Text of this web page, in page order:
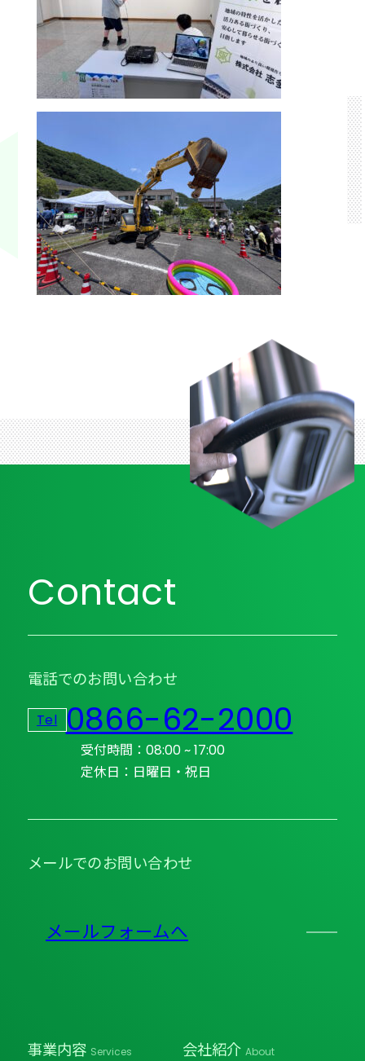
Contact
電話でのお問い合わせ
Tel 0866-62-2000
受付時間：08:00 ~ 17:00
定休日：日曜日・祝日
メールでのお問い合わせ
メールフォームへ
事業内容 Services 会社紹介 About